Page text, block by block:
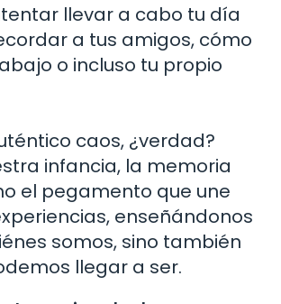
llevar a cabo tu día
a tus amigos, cómo
o incluso tu propio
caos, ¿verdad?
infancia, la memoria
el pegamento que une
enseñándonos
somos, sino también
llegar a ser.